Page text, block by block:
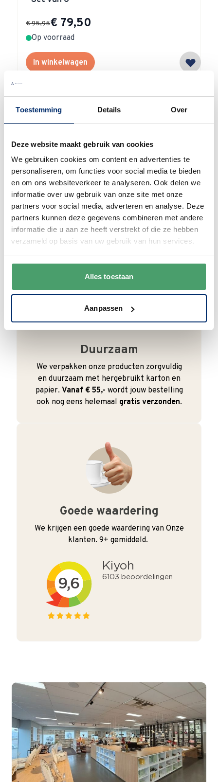
Toestemming Details Over
Deze website maakt gebruik van cookies
We gebruiken cookies om content en advertenties te
personaliseren, om functies voor social media te bieden
en om ons websiteverkeer te analyseren. Ook delen we
informatie over uw gebruik van onze site met onze
partners voor social media, adverteren en analyse. Deze
partners kunnen deze gegevens combineren met andere
informatie die u aan ze heeft verstrekt of die ze hebben
verzameld op basis van uw gebruik van hun services.
Alles toestaan
Aanpassen
Special Price
€ 79,50
€ 95,95
Op voorraad
In winkelwagen
WaaromAnna?
Bel gerust
Wij begrijpen dat je als klant het fijn vindt
om te kunnen bellen. Bij ons kan dat ook
t/m vrijdag van 9:00 - 17:00.
Duurzaam
We verpakken onze producten zorgvuldig
en duurzaam met hergebruikt karton en
papier. Vanaf € 55,- wordt jouw bestelling
ook nog eens helemaal gratis verzonden.
Goede waardering
We krijgen een goede waardering van Onze
klanten. 9+ gemiddeld.